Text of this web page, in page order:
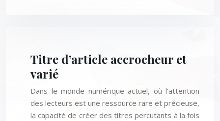
Titre d’article accrocheur et
varié
Dans le monde numérique actuel, où l’attention
des lecteurs est une ressource rare et précieuse,
la capacité de créer des titres percutants à la fois